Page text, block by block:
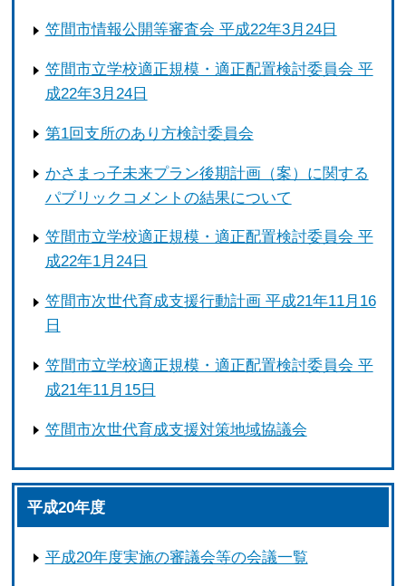
笠間市情報公開等審査会 平成22年3月24日
笠間市立学校適正規模・適正配置検討委員会 平
成22年3月24日
第1回支所のあり方検討委員会
かさまっ子未来プラン後期計画（案）に関する
パブリックコメントの結果について
笠間市立学校適正規模・適正配置検討委員会 平
成22年1月24日
笠間市次世代育成支援行動計画 平成21年11月16
日
笠間市立学校適正規模・適正配置検討委員会 平
成21年11月15日
笠間市次世代育成支援対策地域協議会
平成20年度
平成20年度実施の審議会等の会議一覧